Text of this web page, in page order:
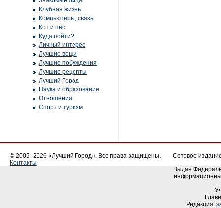
Клубная жизнь
Компьютеры, связь
Кот и пёс
Куда пойти?
Личный интерес
Лучшие вещи
Лучшие побуждения
Лучшие рецепты
Лучший Город
Наука и образование
Отношения
Спорт и туризм
© 2005–2026 «Лучший Город». Все права защищены.
Контакты
Сетевое
Выдан
Редакция: